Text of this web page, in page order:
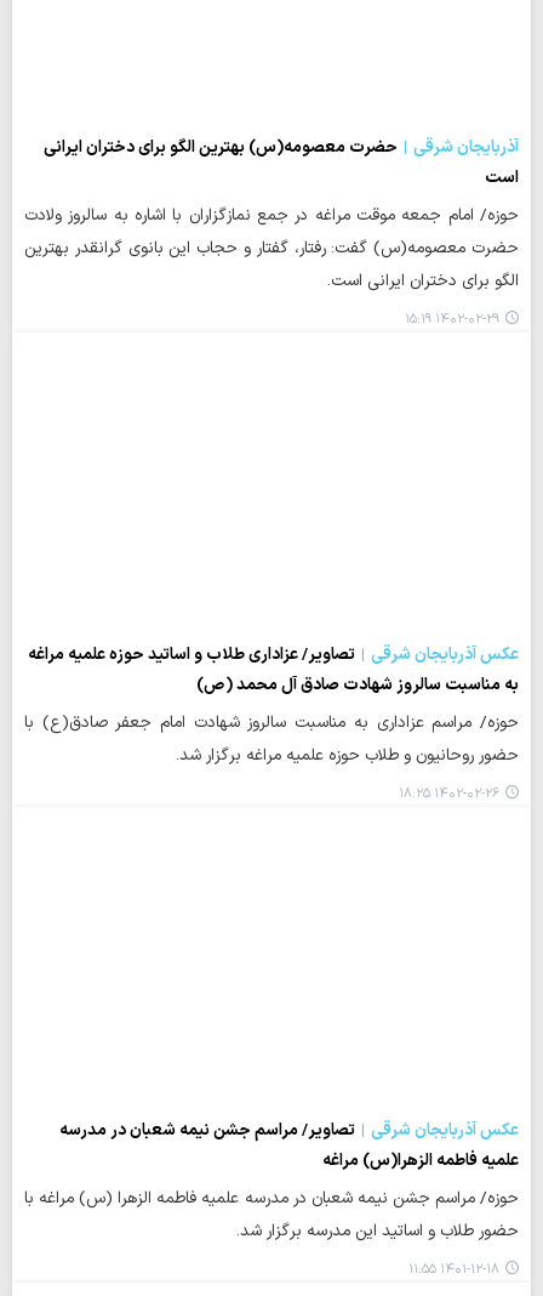
آذربایجان شرقی
حضرت معصومه(س) بهترین الگو برای دختران ایرانی
است
حوزه/ امام جمعه موقت مراغه در جمع نمازگزاران با اشاره به سالروز ولادت
حضرت معصومه(س) گفت: رفتار، گفتار و حجاب این بانوی گرانقدر بهترین
الگو برای دختران ایرانی است.
۱۴۰۲-۰۲-۲۹ ۱۵:۱۹
عکس آذربایجان شرقی
تصاویر/ عزاداری طلاب و اساتید حوزه علمیه مراغه
به مناسبت سالروز شهادت صادق آل محمد (ص)
حوزه/ مراسم عزاداری به مناسبت سالروز شهادت امام جعفر صادق(ع) با
حضور روحانیون و طلاب حوزه علمیه مراغه برگزار شد.
۱۴۰۲-۰۲-۲۶ ۱۸:۲۵
عکس آذربایجان شرقی
تصاویر/ مراسم جشن نیمه شعبان در مدرسه
علمیه فاطمه الزهرا(س) مراغه
حوزه/ مراسم جشن نیمه شعبان در مدرسه علمیه فاطمه الزهرا (س) مراغه با
حضور طلاب و اساتید این مدرسه برگزار شد.
۱۴۰۱-۱۲-۱۸ ۱۱:۵۵